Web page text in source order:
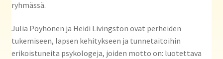
ryhmässä.
Julia Pöyhönen ja Heidi Livingston ovat perheiden
tukemiseen, lapsen kehitykseen ja tunnetaitoihin
erikoistuneita psykologeja, joiden motto on: luotettava